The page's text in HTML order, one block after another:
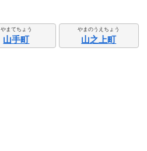
やまてちょう
山手町
やまのうえちょう
山之上町